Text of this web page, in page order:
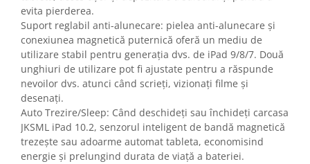
Ochelari de vedere
Gaming, Carti & Birotica
Birotica & Papetarie
Console, Jocuri & Accesorii
Ingrijire personala & Cosmetice
Accesorii aparate de ras electrice
Accesorii aparate hair styling
Aparate & Accesorii ingrijire
personala
evita pierderea.
Suport reglabil anti-alunecare: pielea anti-alunecare și
conexiunea magnetică puternică oferă un mediu de
utilizare stabil pentru generația dvs. de iPad 9/8/7. Două
unghiuri de utilizare pot fi ajustate pentru a răspunde
nevoilor dvs. atunci când scrieți, vizionați filme și
desenați.
Auto Trezire/Sleep: Când deschideți sau închideți carcasa
JKSML iPad 10.2, senzorul inteligent de bandă magnetică
trezește sau adoarme automat tableta, economisind
energie și prelungind durata de viață a bateriei.